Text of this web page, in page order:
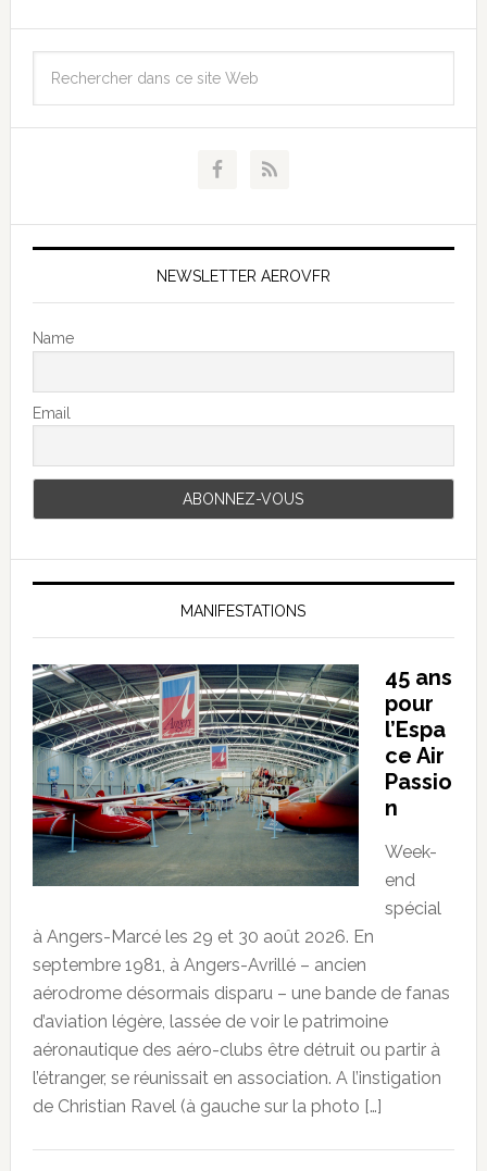
NEWSLETTER AEROVFR
Name
Email
MANIFESTATIONS
45 ans
pour
l’Espa
ce Air
Passio
n
Week-
end
spécial
à Angers-Marcé les 29 et 30 août 2026. En
septembre 1981, à Angers-Avrillé – ancien
aérodrome désormais disparu – une bande de fanas
d’aviation légère, lassée de voir le patrimoine
aéronautique des aéro-clubs être détruit ou partir à
l’étranger, se réunissait en association. A l’instigation
de Christian Ravel (à gauche sur la photo […]